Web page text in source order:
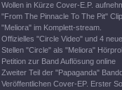
Wollen in Kürze Cover-E.P.
"From The Pinnacle To The Pit"
"Meliora" im Komplett-stream.
Offizielles "Circle Video" und 4
Stellen "Circle" als "Meliora"
Petition zur Band Auflösung online
Zweiter Teil der "Papaganda"
Veröffentlichen Cover-EP. Erster